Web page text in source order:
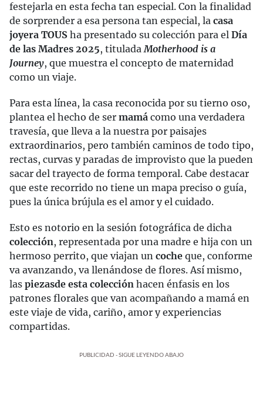
festejarla en esta fecha tan especial. Con la finalidad
de sorprender a esa persona tan especial, la casa
joyera TOUS ha presentado su colección para el Día
de las Madres 2025, tituladaMotherhood is a
Journey, que muestra el concepto de maternidad
como un viaje.
Para esta línea, la casa reconocida por su tierno oso,
plantea el hecho de ser mamá como una verdadera
travesía, que lleva a la nuestra por paisajes
extraordinarios, pero también caminos de todo tipo,
rectas, curvas y paradas de improvisto que la pueden
sacar del trayecto de forma temporal. Cabe destacar
que este recorrido no tiene un mapa preciso o guía,
pues la única brújula es el amor y el cuidado.
Esto es notorio en la sesión fotográfica de dicha
colección, representada por una madre e hija con un
hermoso perrito, que viajan un coche que, conforme
va avanzando, va llenándose de flores. Así mismo,
las piezasde esta colección hacen énfasis en los
patrones florales que van acompañando a mamá en
este viaje de vida, cariño, amor y experiencias
compartidas.
PUBLICIDAD - SIGUE LEYENDO ABAJO